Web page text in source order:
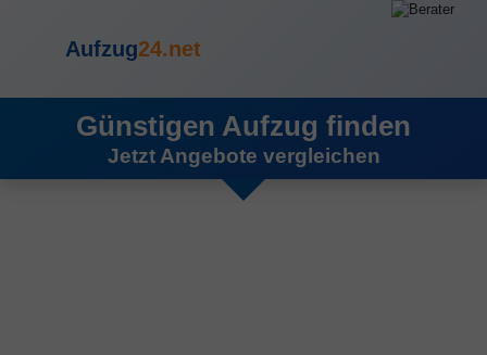
Aufzug24.net
Günstigen Aufzug finden
Jetzt Angebote vergleichen